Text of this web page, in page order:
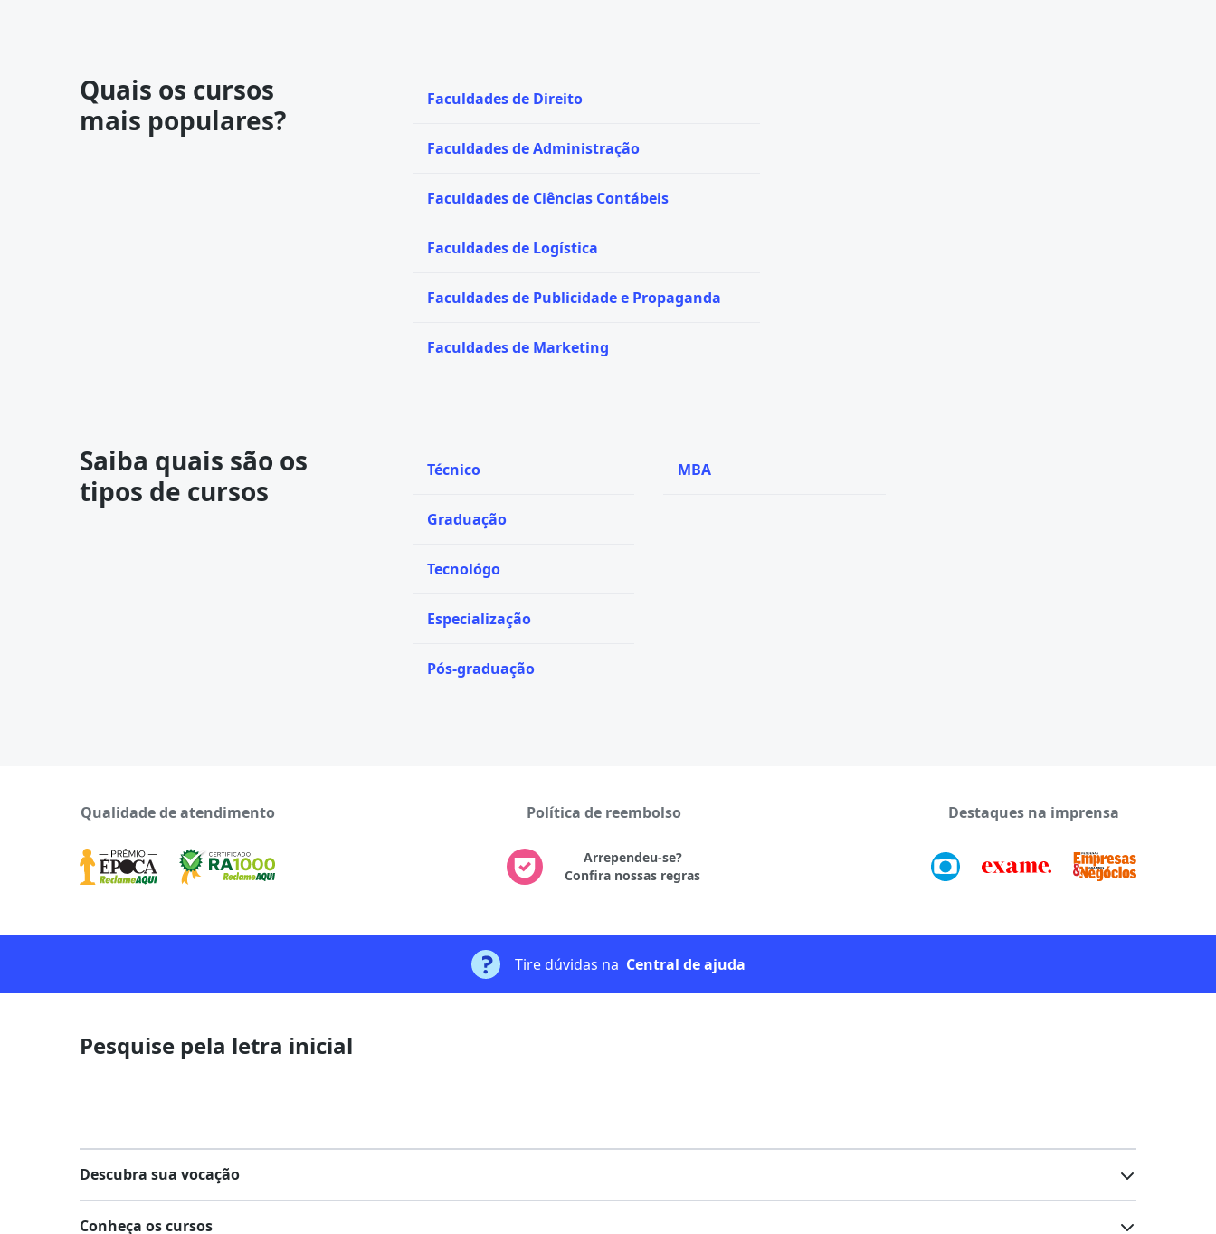
Quais os cursos
mais populares?
Faculdades de Direito
Faculdades de Administração
Faculdades de Ciências Contábeis
Faculdades de Logística
Faculdades de Publicidade e Propaganda
Faculdades de Marketing
Saiba quais são os
tipos de cursos
Técnico
Graduação
Tecnológo
Especialização
Pós-graduação
MBA
Qualidade de atendimento Política de reembolso
Arrependeu-se?
Confira nossas regras
Destaques na imprensa
Tire dúvidas na Central de ajuda
Pesquise pela letra inicial
Descubra sua vocação
Conheça os cursos